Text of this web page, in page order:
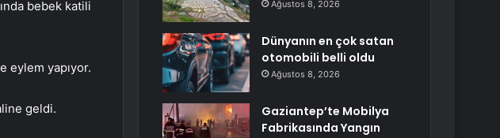
bebek katili
eylem yapıyor.
geldi.
Ağustos 8, 2026
Dünyanın en çok satan
otomobili belli oldu
Ağustos 8, 2026
Gaziantep’te Mobilya
Fabrikasında Yangın